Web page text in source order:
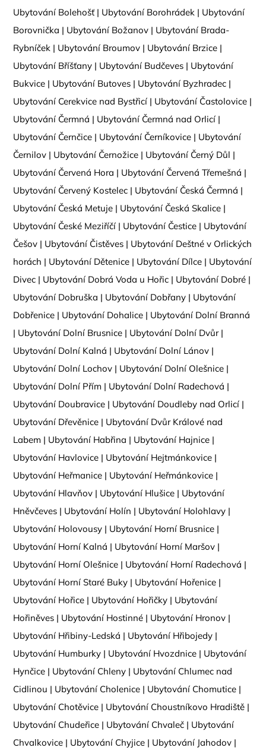
Ubytování Bolehošť | Ubytování Borohrádek | Ubytování
Borovnička | Ubytování Božanov | Ubytování Brada-
Rybníček | Ubytování Broumov | Ubytování Brzice |
Ubytování Bříšťany | Ubytování Budčeves | Ubytování
Bukvice | Ubytování Butoves | Ubytování Byzhradec |
Ubytování Cerekvice nad Bystřicí | Ubytování Častolovice |
Ubytování Čermná | Ubytování Čermná nad Orlicí |
Ubytování Černčice | Ubytování Černíkovice | Ubytování
Černilov | Ubytování Černožice | Ubytování Černý Důl |
Ubytování Červená Hora | Ubytování Červená Třemešná |
Ubytování Červený Kostelec | Ubytování Česká Čermná |
Ubytování Česká Metuje | Ubytování Česká Skalice |
Ubytování České Meziříčí | Ubytování Čestice | Ubytování
Češov | Ubytování Čistěves | Ubytování Deštné v Orlických
horách | Ubytování Dětenice | Ubytování Dílce | Ubytování
Divec | Ubytování Dobrá Voda u Hořic | Ubytování Dobré |
Ubytování Dobruška | Ubytování Dobřany | Ubytování
Dobřenice | Ubytování Dohalice | Ubytování Dolní Branná
| Ubytování Dolní Brusnice | Ubytování Dolní Dvůr|
Ubytování Dolní Kalná | Ubytování Dolní Lánov |
Ubytování Dolní Lochov | Ubytování Dolní Olešnice |
Ubytování Dolní Přím | Ubytování Dolní Radechová |
Ubytování Doubravice | Ubytování Doudleby nad Orlicí |
Ubytování Dřevěnice | Ubytování Dvůr Králové nad
Labem | Ubytování Habřina | Ubytování Hajnice |
Ubytování Havlovice | Ubytování Hejtmánkovice |
Ubytování Heřmanice | Ubytování Heřmánkovice |
Ubytování Hlavňov | Ubytování Hlušice | Ubytování
Hněvčeves | Ubytování Holín | Ubytování Holohlavy |
Ubytování Holovousy | Ubytování Horní Brusnice |
Ubytování Horní Kalná | Ubytování Horní Maršov |
Ubytování Horní Olešnice | Ubytování Horní Radechová |
Ubytování Horní Staré Buky | Ubytování Hořenice |
Ubytování Hořice | Ubytování Hořičky | Ubytování
Hořiněves | Ubytování Hostinné | Ubytování Hronov |
Ubytování Hřibiny-Ledská | Ubytování Hřibojedy |
Ubytování Humburky | Ubytování Hvozdnice | Ubytování
Hynčice | Ubytování Chleny | Ubytování Chlumec nad
Cidlinou | Ubytování Cholenice | Ubytování Chomutice |
Ubytování Chotěvice | Ubytování Choustníkovo Hradiště |
Ubytování Chudeřice | Ubytování Chvaleč | Ubytování
Chvalkovice | Ubytování Chyjice | Ubytování Jahodov |